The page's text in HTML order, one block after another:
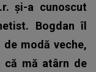
și-a cunoscut
Bogdan îl
modă veche,
că mă atârn de